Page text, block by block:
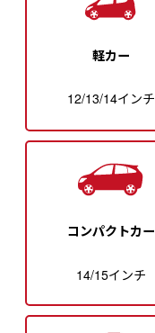
軽カー
12/13/14インチ
コンパクトカー
14/15インチ